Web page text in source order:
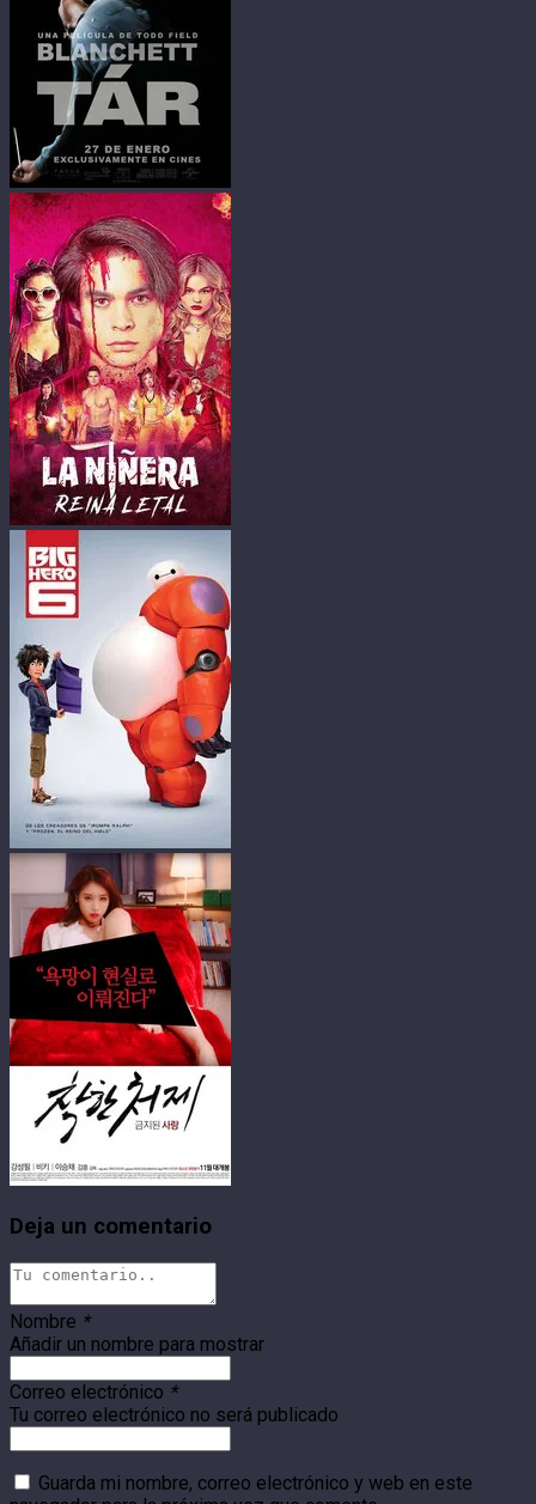
Deja un comentario
Nombre *
Añadir un nombre para mostrar
Correo electrónico *
Tu correo electrónico no será publicado
Guarda mi nombre, correo electrónico y web en este